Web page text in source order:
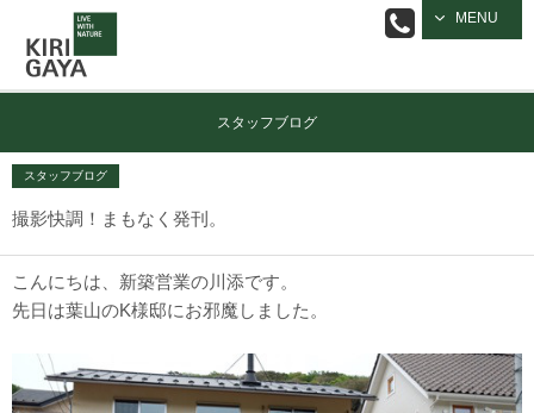
MENU
逗子の工務店
｜キリガヤ
スタッフブログ
スタッフブログ
撮影快調！まもなく発刊。
こんにちは、新築営業の川添です。
先日は葉山のK様邸にお邪魔しました。